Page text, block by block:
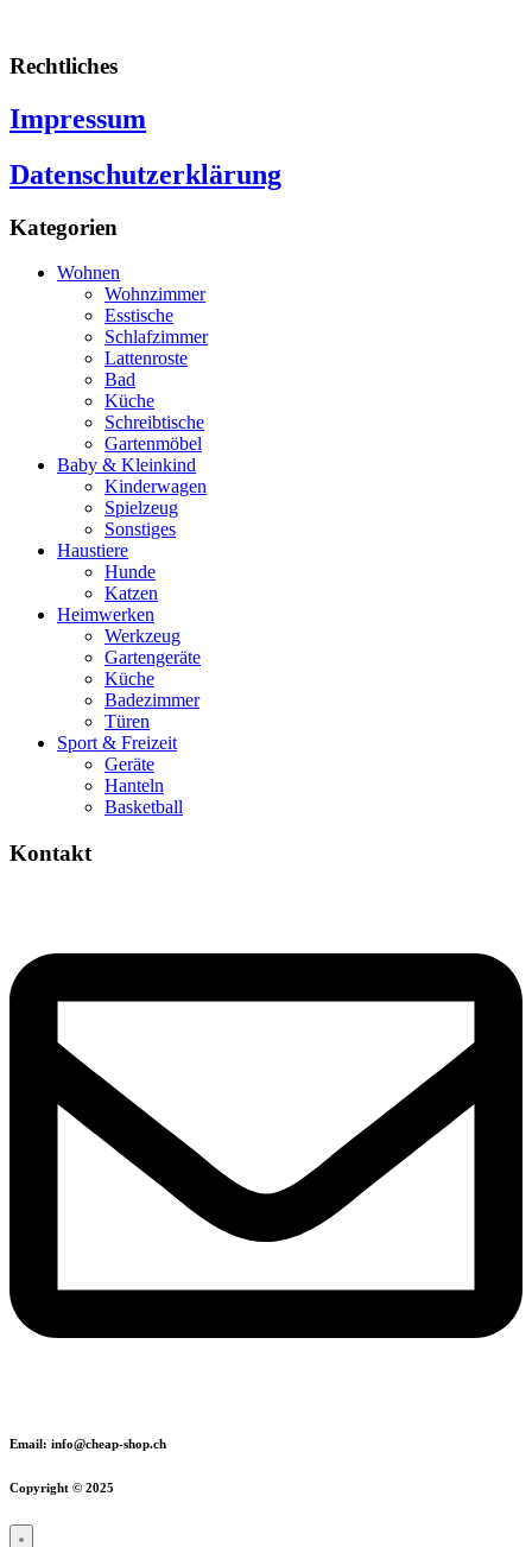
Rechtliches
Impressum
Datenschutzerklärung
Kategorien
Wohnen
Wohnzimmer
Esstische
Schlafzimmer
Lattenroste
Bad
Küche
Schreibtische
Gartenmöbel
Baby & Kleinkind
Kinderwagen
Spielzeug
Sonstiges
Haustiere
Hunde
Katzen
Heimwerken
Werkzeug
Gartengeräte
Küche
Badezimmer
Türen
Sport & Freizeit
Geräte
Hanteln
Basketball
Kontakt
Email: info@cheap-shop.ch
Copyright © 2025